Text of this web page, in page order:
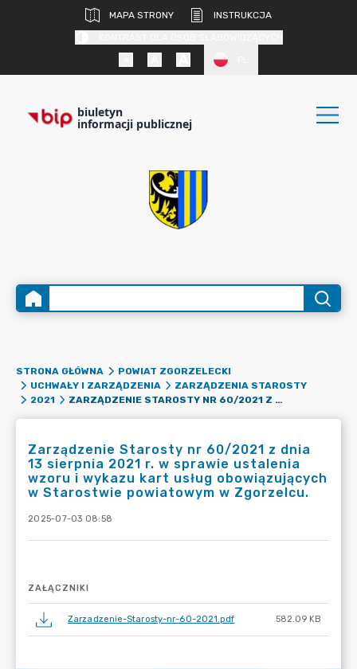
MAPA STRONY
INSTRUKCJA
biuletyn
informacji publicznej
STRONA GŁÓWNA
POWIAT ZGORZELECKI
UCHWAŁY I ZARZĄDZENIA
ZARZĄDZENIA STAROSTY
2021
ZARZĄDZENIE STAROSTY NR 60/2021 Z DNIA 13 SIERPNIA 2021 R. W SPRAWIE USTALENIA WZORU I WYKAZU KART USŁUG OBOWIĄZUJĄCYCH W STAROSTWIE POWIATOWYM W ZGORZELCU.
Zarządzenie Starosty nr 60/2021 z dnia
13 sierpnia 2021 r. w sprawie ustalenia
wzoru i wykazu kart usług obowiązujących
w Starostwie powiatowym w Zgorzelcu.
2025-07-03 08:58
ZAŁĄCZNIKI
Zarzadzenie-Starosty-nr-60-2021.pdf 582.09 KB